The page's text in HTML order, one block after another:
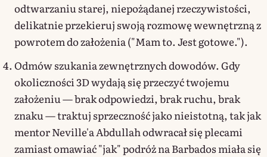
odtwarzaniu starej, niepożądanej rzeczywistości,
delikatnie przekieruj swoją rozmowę wewnętrzną z
powrotem do założenia ("Mam to. Jest gotowe.").
Odmów szukania zewnętrznych dowodów. Gdy
okoliczności 3D wydają się przeczyć twojemu
założeniu — brak odpowiedzi, brak ruchu, brak
znaku — traktuj sprzeczność jako nieistotną, tak jak
mentor Neville'a Abdullah odwracał się plecami
zamiast omawiać "jak" podróż na Barbados miała się